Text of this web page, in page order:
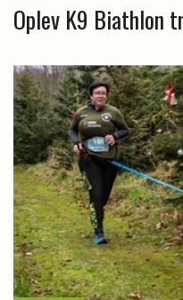
Oplev K9 Biathlon